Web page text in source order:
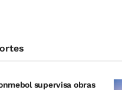
supervisa obras